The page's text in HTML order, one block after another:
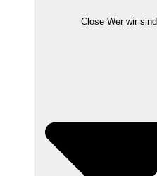
Close Wer wir sind